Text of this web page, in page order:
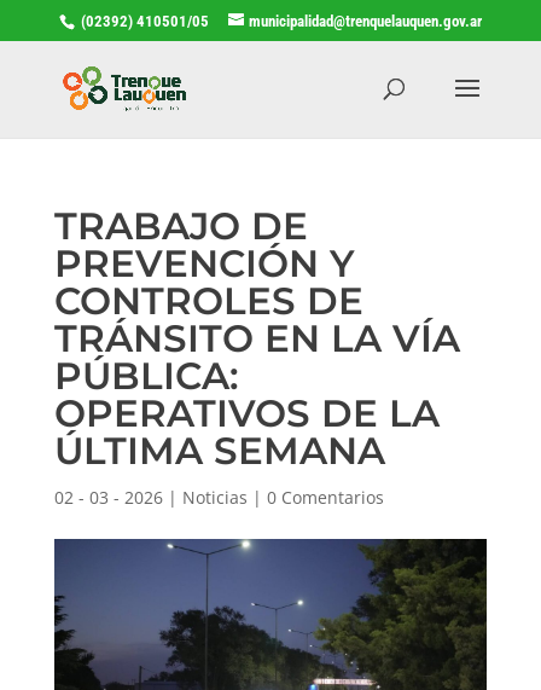
(02392) 410501/05 municipalidad@trenquelauquen.gov.ar
TRABAJO DE
PREVENCIÓN Y
CONTROLES DE
TRÁNSITO EN LA VÍA
PÚBLICA:
OPERATIVOS DE LA
ÚLTIMA SEMANA
02 - 03 - 2026| Noticias | 0 Comentarios